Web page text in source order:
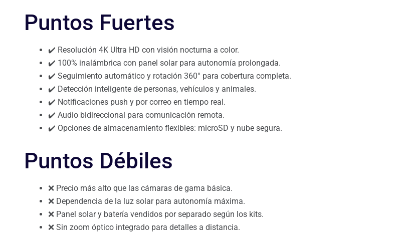
Puntos Fuertes
✔️ Resolución 4K Ultra HD con visión nocturna a color.
✔️ 100% inalámbrica con panel solar para autonomía prolongada.
✔️ Seguimiento automático y rotación 360° para cobertura completa.
✔️ Detección inteligente de personas, vehículos y animales.
✔️ Notificaciones push y por correo en tiempo real.
✔️ Audio bidireccional para comunicación remota.
✔️ Opciones de almacenamiento flexibles: microSD y nube segura.
Puntos Débiles
❌ Precio más alto que las cámaras de gama básica.
❌ Dependencia de la luz solar para autonomía máxima.
❌ Panel solar y batería vendidos por separado según los kits.
❌ Sin zoom óptico integrado para detalles a distancia.